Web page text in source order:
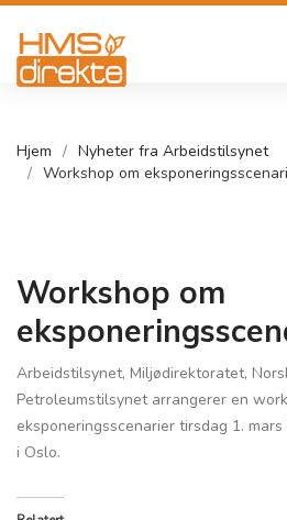
Hjem
Nyheter fra Arbeidstilsynet
Workshop om
Workshop om
Arbeidstilsynet, Miljødirektoratet,
Petroleumstilsynet arrangerer en
eksponeringsscenarier tirsdag 1.
i Oslo.